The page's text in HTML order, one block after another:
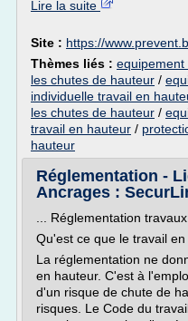
Lire la suite
Site : https://
Thèmes liés : equipement
les chutes de hauteur /
individuelle travail en
les chutes de hauteur /
travail en hauteur /
hauteur
Réglementation -
Ancrages :
... Réglementation
Qu'est ce que le travail
La réglementation ne
en hauteur. C'est à
d'un risque de chute de
risques. Le Code du